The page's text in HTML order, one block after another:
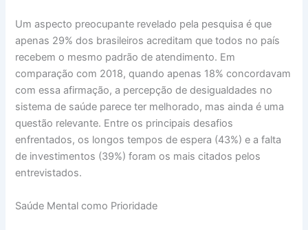
Um aspecto preocupante revelado pela pesquisa é que
apenas 29% dos brasileiros acreditam que todos no país
recebem o mesmo padrão de atendimento. Em
comparação com 2018, quando apenas 18% concordavam
com essa afirmação, a percepção de desigualdades no
sistema de saúde parece ter melhorado, mas ainda é uma
questão relevante. Entre os principais desafios
enfrentados, os longos tempos de espera (43%) e a falta
de investimentos (39%) foram os mais citados pelos
entrevistados.
Saúde Mental como Prioridade